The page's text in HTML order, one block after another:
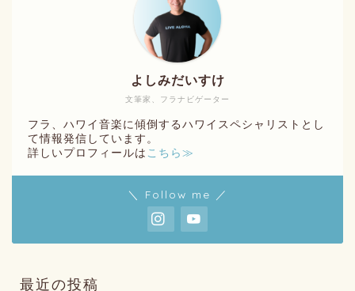
文筆家、フラナビゲーター
よしみだいすけ
フラ、ハワイ音楽に傾倒するハワイスペシャリストとし
て情報発信しています。
詳しいプロフィールは こちら≫
＼ Follow me ／
最近の投稿